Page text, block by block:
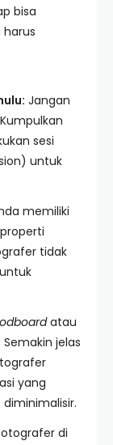
bisa
Jangan
sesi
untuk
memiliki
tidak
atau
jelas
yang
di